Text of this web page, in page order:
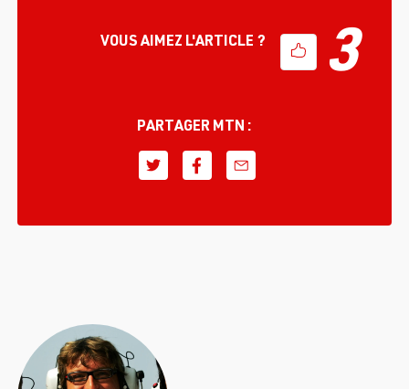
VOUS AIMEZ L'ARTICLE ? 3
PARTAGER MTN :